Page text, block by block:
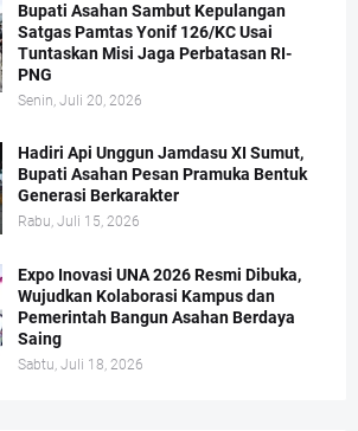
Bupati Asahan Sambut Kepulangan
Satgas Pamtas Yonif 126/KC Usai
Tuntaskan Misi Jaga Perbatasan RI-
PNG
Senin, Juli 20, 2026
Hadiri Api Unggun Jamdasu XI Sumut,
Bupati Asahan Pesan Pramuka Bentuk
Generasi Berkarakter
Rabu, Juli 15, 2026
Expo Inovasi UNA 2026 Resmi Dibuka,
Wujudkan Kolaborasi Kampus dan
Pemerintah Bangun Asahan Berdaya
Saing
Sabtu, Juli 18, 2026